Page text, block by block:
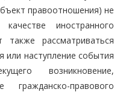
правоотношения) не
иностранного
рассматриваться
или наступление события
возникновение,
правового